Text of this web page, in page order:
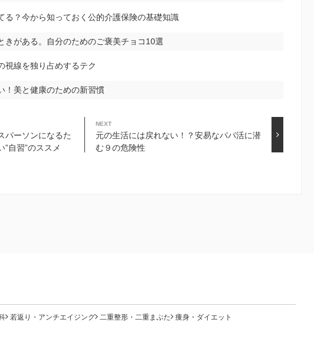
る？今から知っておく公的介護保険の基礎知識
きがある。自分のためのご褒美チョコ10選
視線を独り占めするテク
！美と健康のための新習慣
パーソンになるた
自習”のススメ
NEXT
元の生活には戻れない！？安易なパパ活に潜
む９の危険性
若返り・アンチエイジング 二重整形・二重まぶた
痩身・ダイエット